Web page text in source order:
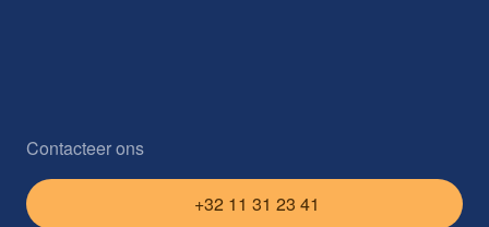
Contacteer ons
+32 11 31 23 41